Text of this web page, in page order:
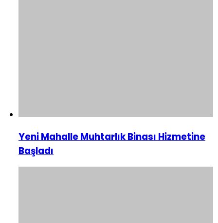
Yeni Mahalle Muhtarlık Binası Hizmetine
Başladı